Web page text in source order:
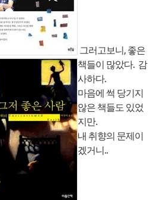
그러고보니, 좋은
책들이 많았다. 감
사하다.
마음에 썩 당기지
않은 책들도 있었
지만.
내 취향의 문제이
겠거니..